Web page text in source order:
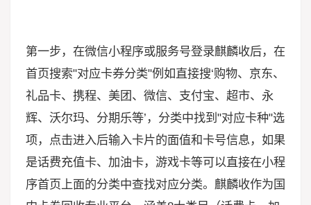
第一步，在微信小程序或服务号登录麒麟收后，在
首页搜索"对应卡券分类"例如直接搜‘购物、京东、
礼品卡、携程、美团、微信、支付宝、超市、永
辉、沃尔玛、分期乐等’，分类中找到"对应卡种"选
项，点击进入后输入卡片的面值和卡号信息，如果
是话费充值卡、加油卡，游戏卡等可以直接在小程
序首页上面的分类中查找对应分类。麒麟收作为国